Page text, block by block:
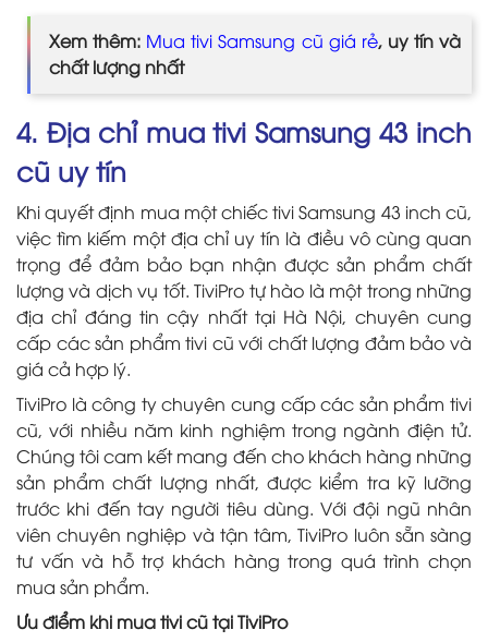
Xem thêm: Mua tivi Samsung cũ giá rẻ, uy tín và
chất lượng nhất
4. Địa chỉ mua tivi Samsung 43 inch
cũ uy tín
Khi quyết định mua một chiếc tivi Samsung 43 inch cũ,
việc tìm kiếm một địa chỉ uy tín là điều vô cùng quan
trọng để đảm bảo bạn nhận được sản phẩm chất
lượng và dịch vụ tốt. TiviPro tự hào là một trong những
địa chỉ đáng tin cậy nhất tại Hà Nội, chuyên cung
cấp các sản phẩm tivi cũ với chất lượng đảm bảo và
giá cả hợp lý.
TiviPro là công ty chuyên cung cấp các sản phẩm tivi
cũ, với nhiều năm kinh nghiệm trong ngành điện tử.
Chúng tôi cam kết mang đến cho khách hàng những
sản phẩm chất lượng nhất, được kiểm tra kỹ lưỡng
trước khi đến tay người tiêu dùng. Với đội ngũ nhân
viên chuyên nghiệp và tận tâm, TiviPro luôn sẵn sàng
tư vấn và hỗ trợ khách hàng trong quá trình chọn
mua sản phẩm.
Ưu điểm khi mua tivi cũ tại TiviPro